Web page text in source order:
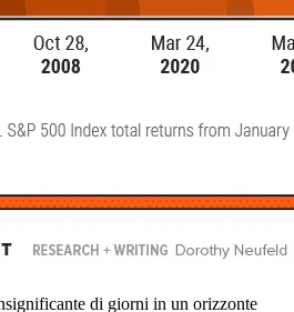
di giorni in un orizzonte